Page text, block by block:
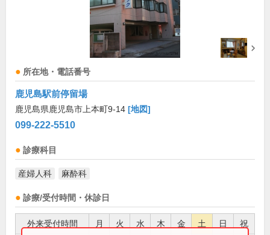
所在地・電話番号
鹿児島駅前停留場
鹿児島県鹿児島市上本町9-14 [地図]
099-222-5510
診療科目
産婦人科 麻酔科
診療/受付時間・休診日
外来受付時間 月 火 水 木 金 土 日 祝